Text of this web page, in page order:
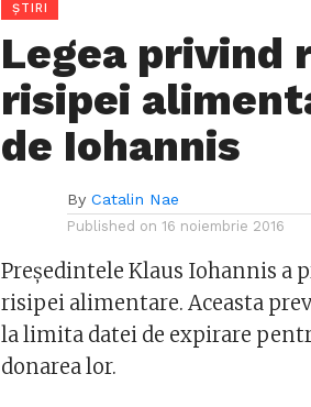
ȘTIRI
Legea privind
risipei
de Iohannis
By Catalin Nae
Published on 16 noiembrie 2016
Președintele Klaus Iohannis a
risipei alimentare. Aceasta
la limita datei de expirare
donarea lor.